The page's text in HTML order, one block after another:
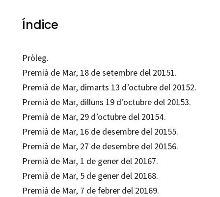
Índice
Pròleg.
Premià de Mar, 18 de setembre del 20151.
Premià de Mar, dimarts 13 d’octubre del 20152.
Premià de Mar, dilluns 19 d’octubre del 20153.
Premià de Mar, 29 d’octubre del 20154.
Premià de Mar, 16 de desembre del 20155.
Premià de Mar, 27 de desembre del 20156.
Premià de Mar, 1 de gener del 20167.
Premià de Mar, 5 de gener del 20168.
Premià de Mar, 7 de febrer del 20169.